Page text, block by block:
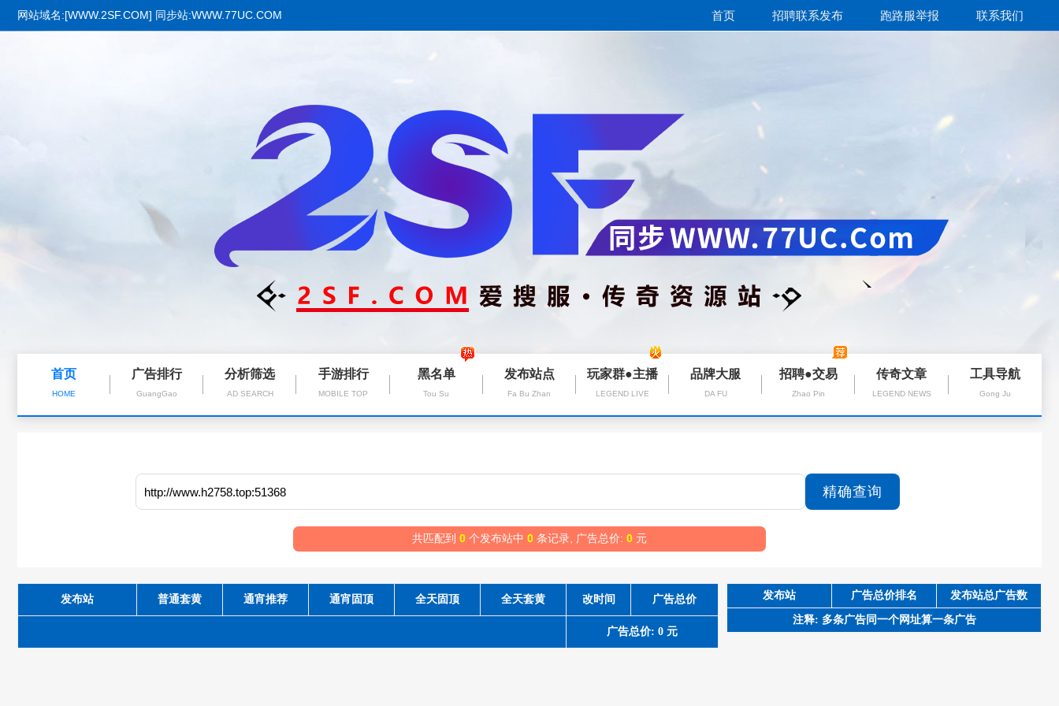
网站域名:[WWW.2SF.COM] 同步站:WWW.77UC.COM 首页 招聘联系发布 跑路服举报 联系我们
首页
HOME
广告排行
GuangGao
分析筛选
AD SEARCH
手游排行
MOBILE TOP
黑名单
Tou Su
发布站点
Fa Bu Zhan
玩家群●主播
LEGEND LIVE
品牌大服
DA FU
招聘●交易
Zhao Pin
传奇文章
LEGEND NEWS
工具导航
Gong Ju
共匹配到 0 个发布站中 0 条记录, 广告总价: 0 元
发布站 普通套黄 通宵推荐 通宵固顶 全天固顶 全天套黄 改时间 广告总价
广告总价: 0 元
发布站 广告总价排名 发布站总广告数
注释: 多条广告同一个网址算一条广告